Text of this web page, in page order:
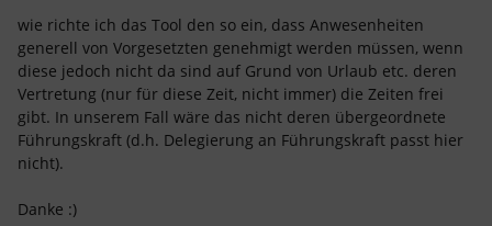
wie richte ich das Tool den so ein, dass Anwesenheiten
generell von Vorgesetzten genehmigt werden müssen, wenn
diese jedoch nicht da sind auf Grund von Urlaub etc. deren
Vertretung (nur für diese Zeit, nicht immer) die Zeiten frei
gibt. In unserem Fall wäre das nicht deren übergeordnete
Führungskraft (d.h. Delegierung an Führungskraft passt hier
nicht).
Danke :)